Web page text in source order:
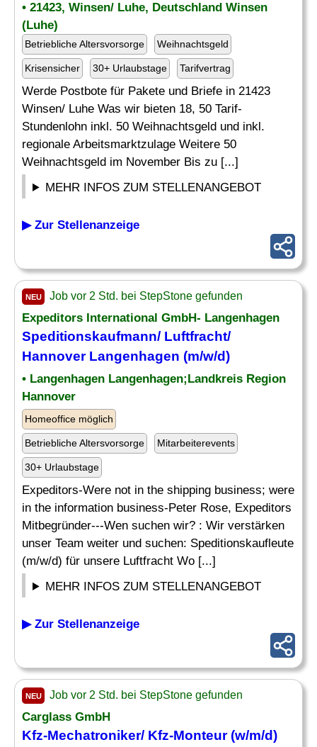
• 21423, Winsen/ Luhe, Deutschland Winsen
(Luhe)
Betriebliche Altersvorsorge Weihnachtsgeld
Krisensicher 30+ Urlaubstage Tarifvertrag
Werde Postbote für Pakete und Briefe in 21423
Winsen/ Luhe Was wir bieten 18, 50 Tarif-
Stundenlohn inkl. 50 Weihnachtsgeld und inkl.
regionale Arbeitsmarktzulage Weitere 50
Weihnachtsgeld im November Bis zu [...]
MEHR INFOS ZUM STELLENANGEBOT
▶ Zur Stellenanzeige
NEU Job vor 2 Std. bei StepStone gefunden
Expeditors International GmbH- Langenhagen
Speditionskaufmann/ Luftfracht/
Hannover Langenhagen (m/w/d)
• Langenhagen Langenhagen;Landkreis Region
Hannover
Homeoffice möglich
Betriebliche Altersvorsorge Mitarbeiterevents
30+ Urlaubstage
Expeditors-Were not in the shipping business; were
in the information business-Peter Rose, Expeditors
Mitbegründer---Wen suchen wir? : Wir verstärken
unser Team weiter und suchen: Speditionskaufleute
(m/w/d) für unsere Luftfracht Wo [...]
MEHR INFOS ZUM STELLENANGEBOT
▶ Zur Stellenanzeige
NEU Job vor 2 Std. bei StepStone gefunden
Carglass GmbH
Kfz-Mechatroniker/ Kfz-Monteur (w/m/d)